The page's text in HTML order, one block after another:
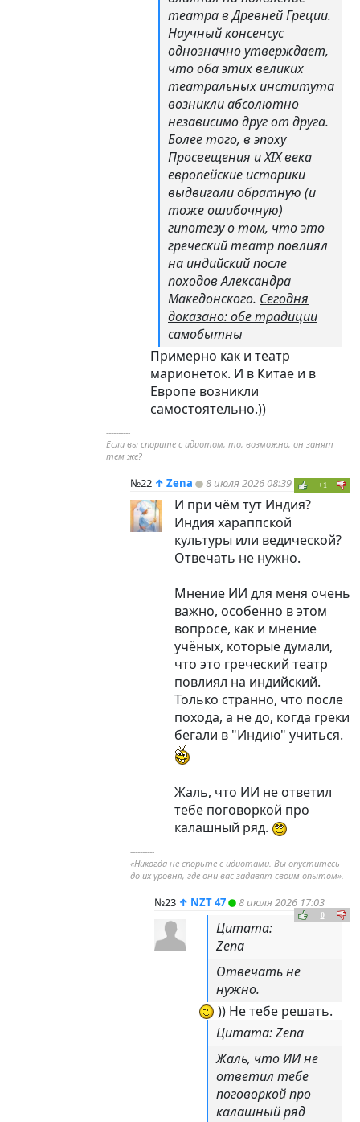
театра в Древней Греции.
Научный консенсус
однозначно утверждает,
что оба этих великих
театральных института
возникли абсолютно
независимо друг от друга.
Более того, в эпоху
Просвещения и XIX века
европейские историки
выдвигали обратную (и
тоже ошибочную)
гипотезу о том, что это
греческий театр повлиял
на индийский после
походов Александра
Македонского. Сегодня
доказано: обе традиции
самобытны
Примерно как и театр
марионеток. И в Китае и в
Европе возникли
самостоятельно.))
----------
Если вы спорите с идиотом, то, возможно, он занят
тем же?
№22 ↑ Zena 8 июля 2026 08:39 +1
И при чём тут Индия?
Индия хараппской
культуры или ведической?
Отвечать не нужно.
Мнение ИИ для меня очень
важно, особенно в этом
вопросе, как и мнение
учёных, которые думали,
что это греческий театр
повлиял на индийский.
Только странно, что после
похода, а не до, когда греки
бегали в "Индию" учиться.
Жаль, что ИИ не ответил
тебе поговоркой про
калашный ряд.
----------
«Никогда не спорьте с идиотами. Вы опуститесь
до их уровня, где они вас задавят своим опытом».
№23 ↑ NZT 47 8 июля 2026 17:03
0
Цитата:
Zena
Отвечать не
нужно.
)) Не тебе решать.
Цитата: Zena
Жаль, что ИИ не
ответил тебе
поговоркой про
калашный ряд